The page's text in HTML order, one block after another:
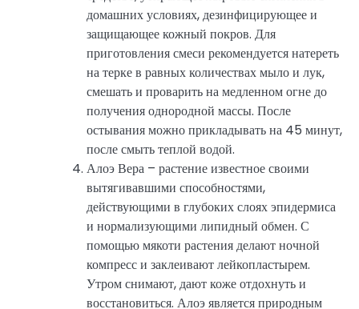
домашних условиях, дезинфицирующее и
защищающее кожный покров. Для
приготовления смеси рекомендуется натереть
на терке в равных количествах мыло и лук,
смешать и проварить на медленном огне до
получения однородной массы. После
остывания можно прикладывать на 45 минут,
после смыть теплой водой.
Алоэ Вера – растение известное своими
вытягивавшими способностями,
действующими в глубоких слоях эпидермиса
и нормализующими липидный обмен. С
помощью мякоти растения делают ночной
компресс и заклеивают лейкопластырем.
Утром снимают, дают коже отдохнуть и
восстановиться. Алоэ является природным